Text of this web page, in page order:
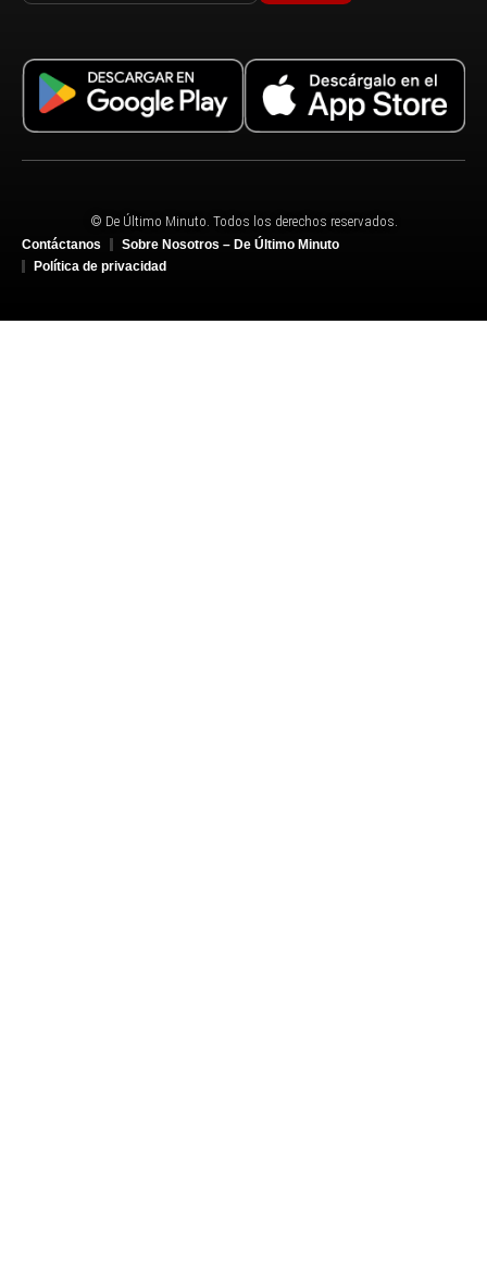
© De Último Minuto. Todos los derechos reservados.
Contáctanos
Sobre Nosotros – De Último Minuto
Política de privacidad